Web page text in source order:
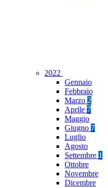
2022
Gennaio
Febbraio
Marzo 2
Aprile 7
Maggio
Giugno 7
Luglio
Agosto
Settembre 1
Ottobre
Novembre
Dicembre